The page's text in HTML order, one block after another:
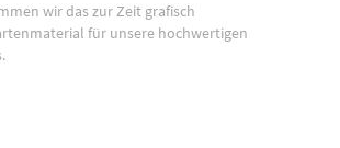
wir das zur Zeit grafisch
für unsere hochwertigen